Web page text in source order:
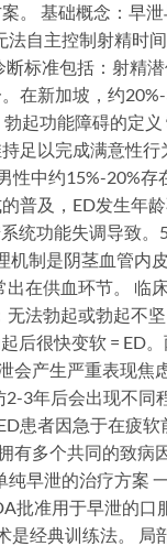
。 基础概念：早
法自主控制射精时
标准包括：射精
在新加坡，约
起功能障碍的定
足以完成满意性
性中约15%-20%
普及，ED发生年
统功能失调导致
机制是阴茎血管内
在供血环节。 临
法勃起或勃起不
后很快变软 = ED
会产生严重表现
3年后会出现不
患者因急于在疲
有多个共同的致
早泄的治疗方案
批准用于早泄的
是经典训练法。